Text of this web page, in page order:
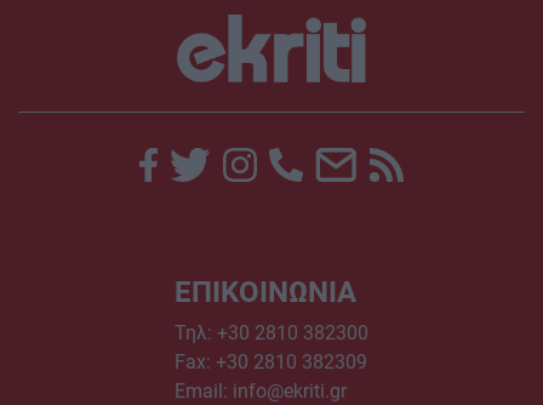
ΕΠΙΚΟΙΝΩΝΙΑ
Τηλ: +30 2810 382300
Fax: +30 2810 382309
Email: info@ekriti.gr